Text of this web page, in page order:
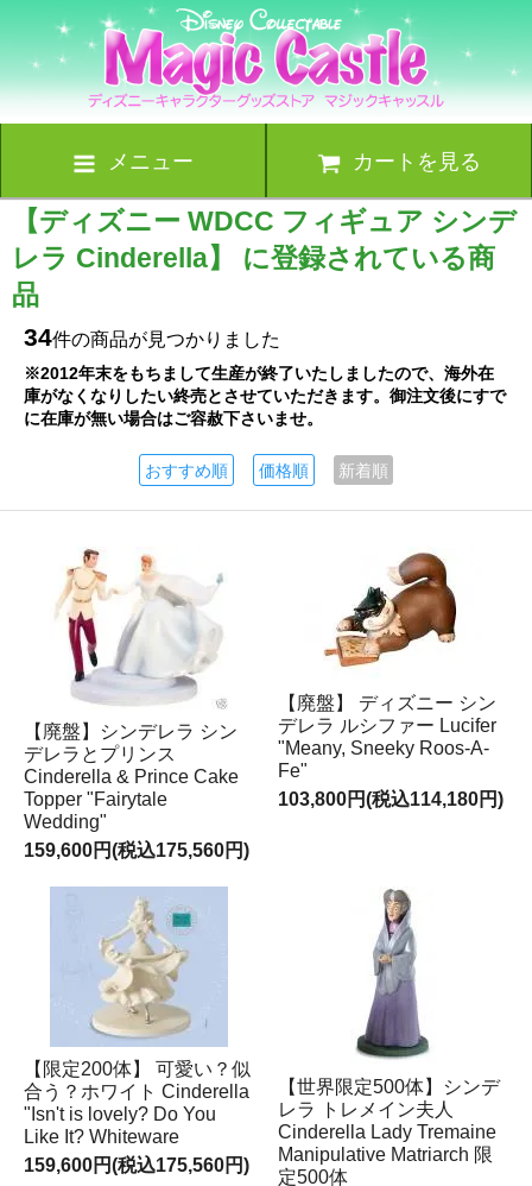
メニュー カートを見る
【ディズニー WDCC フィギュア シンデ
レラ Cinderella】 に登録されている商
品
34件の商品が見つかりました
※2012年末をもちまして生産が終了いたしましたので、海外在
庫がなくなりしたい終売とさせていただきます。御注文後にすで
に在庫が無い場合はご容赦下さいませ。
おすすめ順 価格順 新着順
【廃盤】シンデレラ シン
デレラとプリンス
Cinderella & Prince Cake
Topper "Fairytale
Wedding"
159,600円(税込175,560円)
【廃盤】 ディズニー シン
デレラ ルシファー Lucifer
"Meany, Sneeky Roos-A-
Fe"
103,800円(税込114,180円)
【限定200体】 可愛い？似
合う？ホワイト Cinderella
"Isn't is lovely? Do You
Like It? Whiteware
159,600円(税込175,560円)
【世界限定500体】シンデ
レラ トレメイン夫人
Cinderella Lady Tremaine
Manipulative Matriarch 限
定500体